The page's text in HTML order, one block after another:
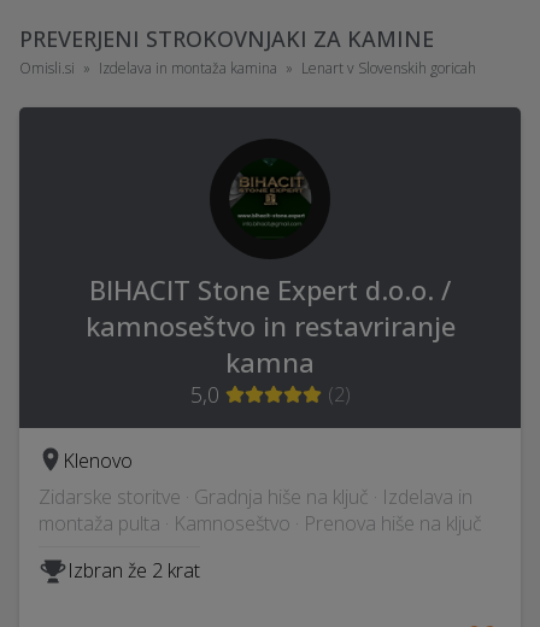
PREVERJENI STROKOVNJAKI ZA KAMINE
Omisli.si Izdelava in montaža kamina Lenart v Slovenskih goricah
BIHACIT Stone Expert d.o.o. /
kamnoseštvo in restavriranje
kamna
5,0 (2)
Klenovo
Zidarske storitve · Gradnja hiše na ključ · Izdelava in
montaža pulta · Kamnoseštvo · Prenova hiše na ključ
Izbran že 2 krat